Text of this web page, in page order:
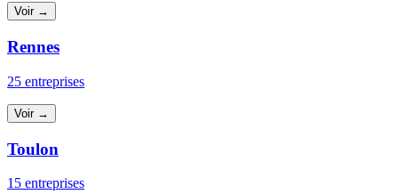
Voir →
Rennes
25 entreprises
Voir →
Toulon
15 entreprises